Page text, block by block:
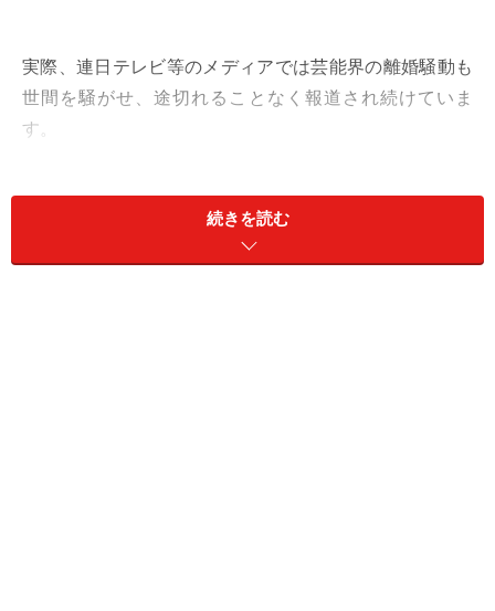
実際、連日テレビ等のメディアでは芸能界の離婚騒動も
世間を騒がせ、途切れることなく報道され続けていま
す。
例えば、最近の例でも松居一代さん船越英一郎さんの泥
沼離婚記者会見は衝撃的でしたし、いしだ壱成さんのわ
がまま離婚、片岡鶴太郎さんのヨガ離婚、ココリコ田中
続きを読む